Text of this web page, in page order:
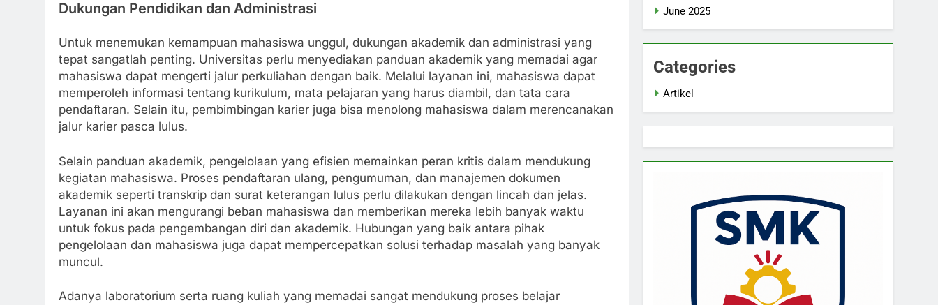
Dukungan Pendidikan dan Administrasi
Untuk menemukan kemampuan mahasiswa unggul, dukungan akademik dan administrasi yang
tepat sangatlah penting. Universitas perlu menyediakan panduan akademik yang memadai agar
mahasiswa dapat mengerti jalur perkuliahan dengan baik. Melalui layanan ini, mahasiswa dapat
memperoleh informasi tentang kurikulum, mata pelajaran yang harus diambil, dan tata cara
pendaftaran. Selain itu, pembimbingan karier juga bisa menolong mahasiswa dalam merencanakan
jalur karier pasca lulus.
Selain panduan akademik, pengelolaan yang efisien memainkan peran kritis dalam mendukung
kegiatan mahasiswa. Proses pendaftaran ulang, pengumuman, dan manajemen dokumen
akademik seperti transkrip dan surat keterangan lulus perlu dilakukan dengan lincah dan jelas.
Layanan ini akan mengurangi beban mahasiswa dan memberikan mereka lebih banyak waktu
untuk fokus pada pengembangan diri dan akademik. Hubungan yang baik antara pihak
pengelolaan dan mahasiswa juga dapat mempercepatkan solusi terhadap masalah yang banyak
muncul.
Adanya laboratorium serta ruang kuliah yang memadai sangat mendukung proses belajar
June 2025
Categories
Artikel